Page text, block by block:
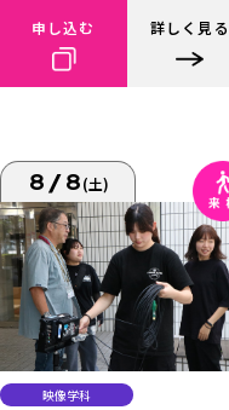
申し込む 詳しく見る
8/8(土)
映像学科